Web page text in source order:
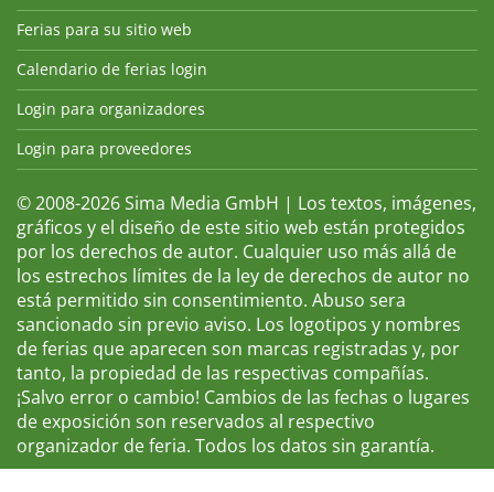
Ferias para su sitio web
Calendario de ferias login
Login para organizadores
Login para proveedores
© 2008-2026 Sima Media GmbH | Los textos, imágenes,
gráficos y el diseño de este sitio web están protegidos
por los derechos de autor. Cualquier uso más allá de
los estrechos límites de la ley de derechos de autor no
está permitido sin consentimiento. Abuso sera
sancionado sin previo aviso. Los logotipos y nombres
de ferias que aparecen son marcas registradas y, por
tanto, la propiedad de las respectivas compañías.
¡Salvo error o cambio! Cambios de las fechas o lugares
de exposición son reservados al respectivo
organizador de feria. Todos los datos sin garantía.